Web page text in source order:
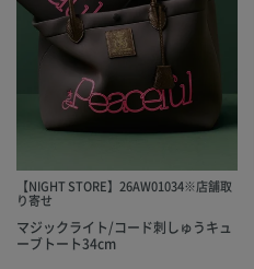
【NIGHT STORE】26AW01034※店舗取
り寄せ
マジックライト/コード刺しゅうキュ
ーブトート34cm